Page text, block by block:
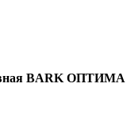
BARK ОПТИМА